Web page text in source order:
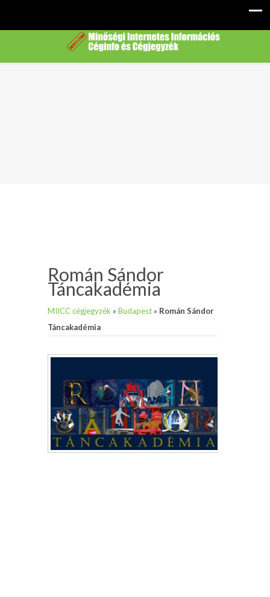
Román Sándor
Táncakadémia
MIICC cégjegyzék » Budapest » Román Sándor
Táncakadémia